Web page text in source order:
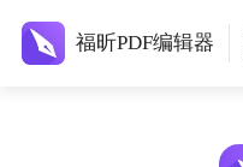
福昕PDF编辑器